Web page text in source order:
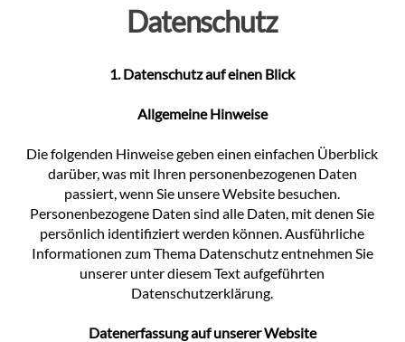
Datenschutz
1. Datenschutz auf einen Blick
Allgemeine Hinweise
Die folgenden Hinweise geben einen einfachen Überblick
darüber, was mit Ihren personenbezogenen Daten
passiert, wenn Sie unsere Website besuchen.
Personenbezogene Daten sind alle Daten, mit denen Sie
persönlich identifiziert werden können. Ausführliche
Informationen zum Thema Datenschutz entnehmen Sie
unserer unter diesem Text aufgeführten
Datenschutzerklärung.
Datenerfassung auf unserer Website